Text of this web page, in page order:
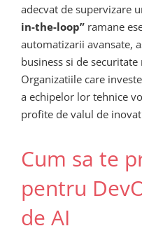
adecvat de supervizare
in-the-loop” ramane
automatizarii avansate,
business si de
Organizatiile care
a echipelor lor tehnice
profite de valul de
Cum sa te
pentru
de AI